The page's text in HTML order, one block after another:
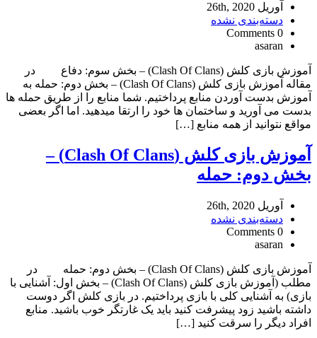
آوریل 26th, 2020
دسته‌بندی نشده
0 Comments
asaran
آموزش بازی کلش (Clash Of Clans) – بخش سوم: دفاع در
مقاله آموزش بازی کلش (Clash Of Clans) – بخش دوم: حمله به
آموزش بدست آوردن منابع پرداختیم. شما منابع را از طریق حمله ها
بدست می آورید و ساختمان ها خود را ارتقا میدهید. اما اگر بعضی
مواقع نتوانید از همه منابع […]
آموزش بازی کلش (Clash Of Clans) –
بخش دوم: حمله
آوریل 26th, 2020
دسته‌بندی نشده
0 Comments
asaran
آموزش بازی کلش (Clash Of Clans) – بخش دوم: حمله در
مطلب (آموزش بازی کلش (Clash Of Clans) – بخش اول: آشنایی با
بازی) به آشنایی کلی با بازی پرداختیم. در بازی کلش اگر دوست
داشته باشید زود پیشرفت کنید باید یک غارتگر خوب باشید. منابع
افراد دیگر را سرقت کنید […]